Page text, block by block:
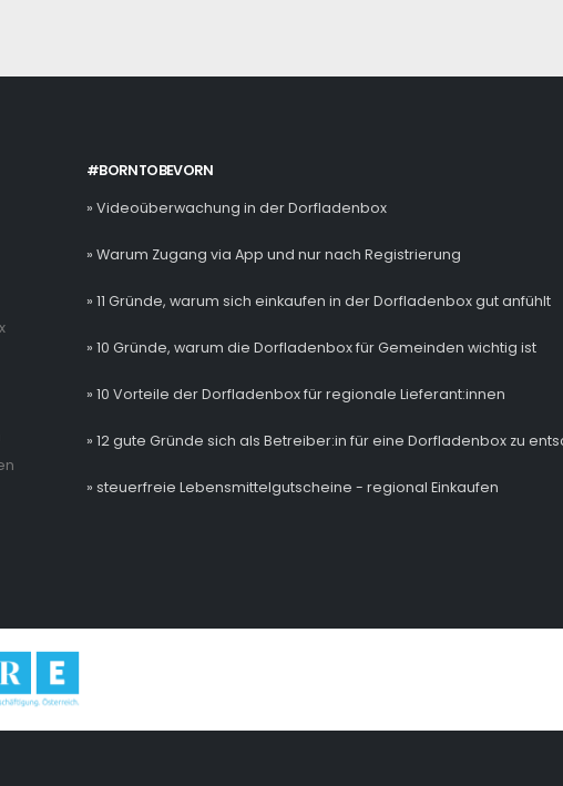
#BORNTOBEVORN
» Videoüberwachung in der Dorfladenbox
» Warum Zugang via App und nur nach Registrierung
» 11 Gründe, warum sich einkaufen in der Dorfladenbox gut anfühlt
» 10 Gründe, warum die Dorfladenbox für Gemeinden wichtig ist
» 10 Vorteile der Dorfladenbox für regionale Lieferant:innen
» 12 gute Gründe sich als Betreiber:in für eine Dorfladenbox zu
» steuerfreie Lebensmittelgutscheine - regional Einkaufen